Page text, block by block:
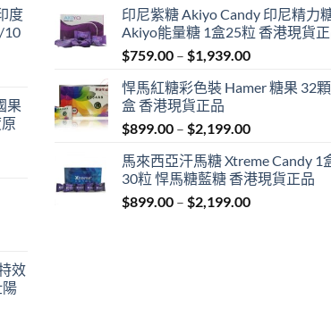
度
10
果
效
印尼紫糖 Akiyo Candy 印尼精力
Akiyo能量糖 1盒25粒 香港現貨
$759.00 – $1,939.00Price
$759.00
$1,939.00
悍馬紅糖彩色裝 Hamer 糖果 32
盒 香港現貨正品
$899.00 – $2,199.00Price
$899.00
through
$2,199.00
馬來西亞汗馬糖 Xtreme Candy 1
30粒 悍馬糖藍糖 香港現貨正品
$899.00 – $2,199.00Price